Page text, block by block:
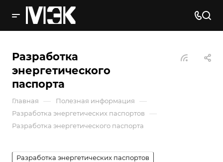
Разработка
энергетического
паспорта
Главная — Полезная информация —
Разработка энергетических паспортов —
Разработка энергетического паспорта
Разработка энергетических паспортов